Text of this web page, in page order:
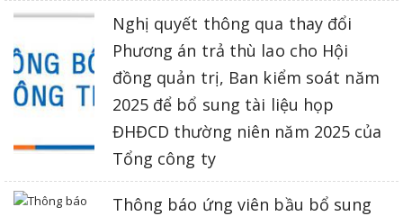
Nghị quyết thông qua thay đổi
Phương án trả thù lao cho Hội
đồng quản trị, Ban kiểm soát năm
2025 để bổ sung tài liệu họp
ĐHĐCD thường niên năm 2025 của
Tổng công ty
Thông báo ứng viên bầu bổ sung